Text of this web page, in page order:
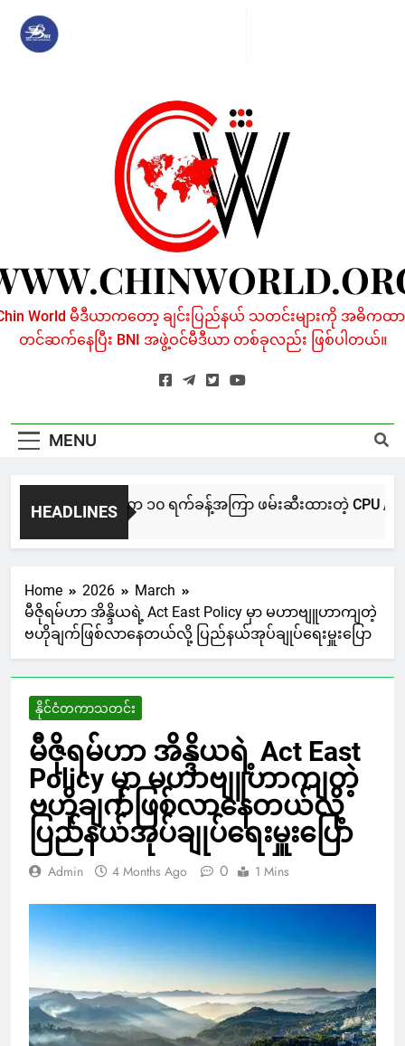
content
World မီဒီယာကတော့ ချင်းပြည်နယ် သတင်းများကို အဓိကထာ
တင်ဆက်နေပြီး BNI အဖွဲ့ဝင်မီဒီယာ တစ်ခုလည်း ဖြစ်ပါတယ်။
MENU
HEADLINES
NUG မကွေးအဖွဲ့က ၁၀ ရက်ခန့်အကြာ ဖမ်းဆီးထားတဲ့ CPU /
2 Hours Ago
Home 2026
March
မီဇိုရမ်ဟာ အိန္ဒိယရဲ့ Act East Policy မှာ မဟာဗျူဟာကျတဲ့
ဗဟိုချက်ဖြစ်လာနေတယ်လို့ ပြည်နယ်အုပ်ချုပ်ရေးမှူးပြော
နိုင်ငံတကာသတင်း
မီဇိုရမ်ဟာ အိန္ဒိယရဲ့ Act East
Policy မှာ မဟာဗျူဟာကျတဲ့
ဗဟိုချက်ဖြစ်လာနေတယ်လို့
ပြည်နယ်အုပ်ချုပ်ရေးမှူးပြော
Admin 4 Months Ago 0 1 Mins